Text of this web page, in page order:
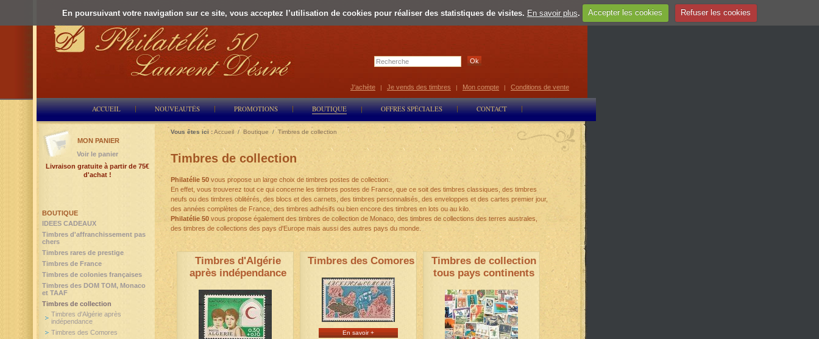
En poursuivant votre navigation sur ce site, vous acceptez l’utilisation de cookies pour réaliser des statistiques de visites. En savoir plus. Accepter les cookies Refuser les cookies
Select Language ▼
ACCUEIL NOUVEAUTÉS PROMOTIONS BOUTIQUE OFFRES SPÉCIALES CONTACT
J'achète | Je vends des timbres | Mon compte | Conditions de vente
Vous êtes ici :Accueil / Boutique /Timbres de collection
Timbres de collection
Philatélie 50 vous propose un large choix de timbres postes de collection.
En effet, vous trouverez tout ce qui concerne les timbres postes de France, que ce soit des timbres classiques, des timbres
neufs ou des timbres oblitérés, des blocs et des carnets, des timbres personnalisés, des enveloppes et des cartes premier jour,
des années complètes de France, des timbres adhésifs ou bien encore des timbres en lots ou au kilo.
Philatélie 50 vous propose également des timbres de collection de Monaco, des timbres de collections des terres australes,
des timbres de collections des pays d'Europe mais aussi des autres pays du monde.
Timbres d'Algérie
après indépendance
Timbres des Comores
En savoir +
Timbres de collection
tous pays continents
BOUTIQUE
IDEES CADEAUX
Timbres d'affranchissement pas
chers
Timbres rares de prestige
Timbres de France
Timbres de colonies françaises
Timbres des DOM TOM, Monaco
et TAAF
Timbres de collection
Timbres d'Algérie après
indépendance
Timbres des Comores
MON PANIER
Voir le panier
Livraison gratuite à partir de 75€
d'achat !